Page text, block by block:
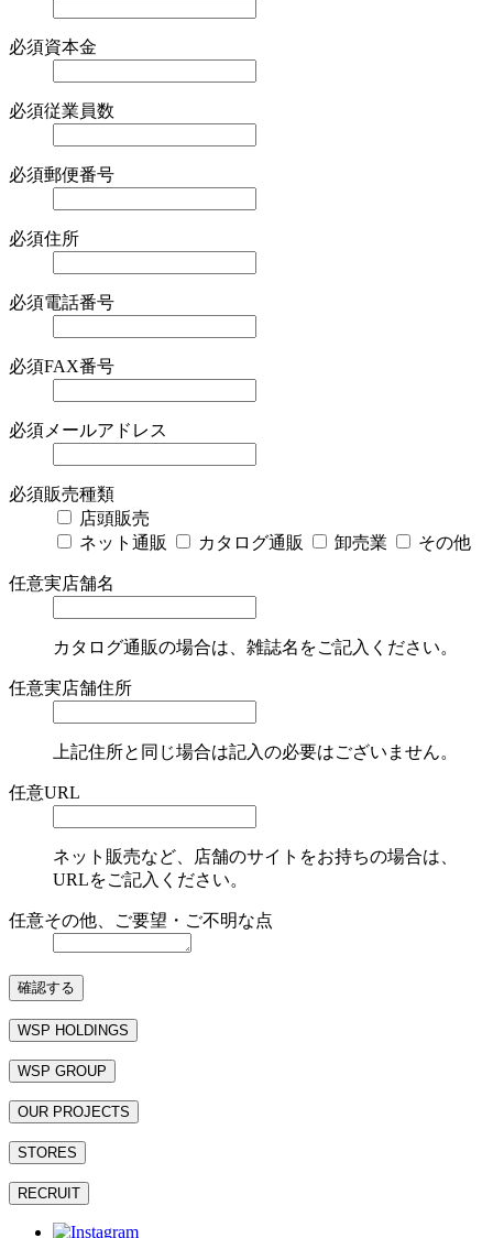
必須資本金
必須従業員数
必須郵便番号
必須住所
必須電話番号
必須FAX番号
必須 メールアドレス
必須販売種類
店頭販売
ネット通販
カタログ通販 卸売業 その他
任意実店舗名
カタログ通販の場合は、雑誌名をご記入ください。
任意実店舗住所
上記住所と同じ場合は記入の必要はございません。
任意URL
ネット販売など、店舗のサイトをお持ちの場合は、
URLをご記入ください。
任意その他、ご要望・ご不明な点
確認する
WSP HOLDINGS
WSP GROUP
OUR PROJECTS
STORES
RECRUIT